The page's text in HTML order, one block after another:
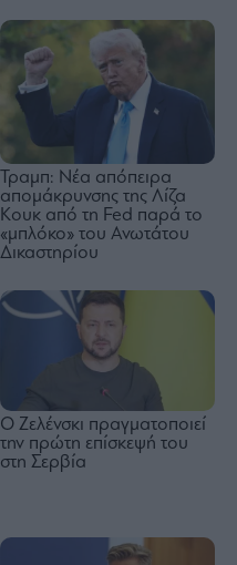
Τραμπ: Νέα απόπειρα
απομάκρυνσης της Λίζα
Κουκ από τη Fed παρά το
«μπλόκο» του Ανωτάτου
Δικαστηρίου
Ο Ζελένσκι πραγματοποιεί
την πρώτη επίσκεψή του
στη Σερβία